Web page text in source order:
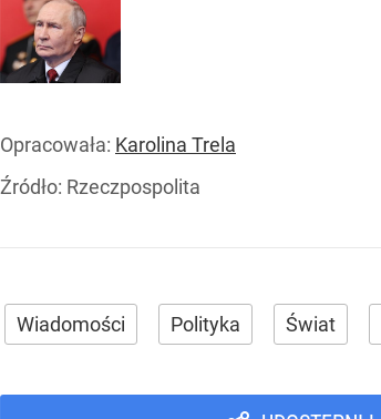
Opracowała: Karolina Trela
Źródło: Rzeczpospolita
Wiadomości Polityka Świat